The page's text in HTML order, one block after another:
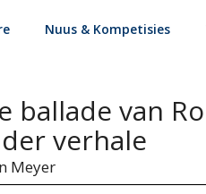
Nuus & Kompetisies
ballade van
verhale
Meyer